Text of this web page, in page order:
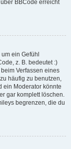
BBCode erreicht
ein Gefühl
z. B. bedeutet :)
Verfassen eines
häufig zu benutzen,
ein Moderator könnte
gar komplett löschen.
begrenzen, die du